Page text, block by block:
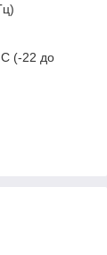
(-22 до